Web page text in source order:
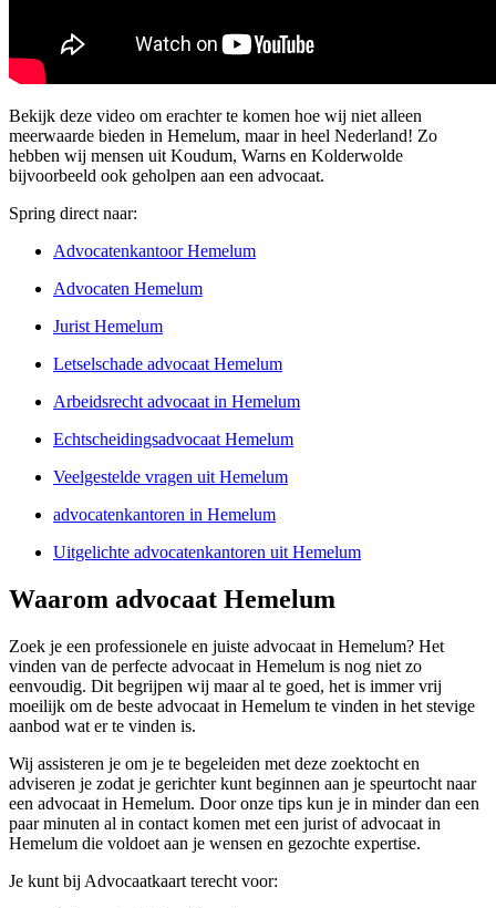
Bekijk deze video om erachter te komen hoe wij niet alleen
meerwaarde bieden in Hemelum, maar in heel Nederland! Zo
hebben wij mensen uit Koudum, Warns en Kolderwolde
bijvoorbeeld ook geholpen aan een advocaat.
Spring direct naar:
Advocatenkantoor Hemelum
Advocaten Hemelum
Jurist Hemelum
Letselschade advocaat Hemelum
Arbeidsrecht advocaat in Hemelum
Echtscheidingsadvocaat Hemelum
Veelgestelde vragen uit Hemelum
advocatenkantoren in Hemelum
Uitgelichte advocatenkantoren uit Hemelum
Waarom advocaat Hemelum
Zoek je een professionele en juiste advocaat in Hemelum? Het
vinden van de perfecte advocaat in Hemelum is nog niet zo
eenvoudig. Dit begrijpen wij maar al te goed, het is immer vrij
moeilijk om de beste advocaat in Hemelum te vinden in het stevige
aanbod wat er te vinden is.
Wij assisteren je om je te begeleiden met deze zoektocht en
adviseren je zodat je gerichter kunt beginnen aan je speurtocht naar
een advocaat in Hemelum. Door onze tips kun je in minder dan een
paar minuten al in contact komen met een jurist of advocaat in
Hemelum die voldoet aan je wensen en gezochte expertise.
Je kunt bij Advocaatkaart terecht voor: